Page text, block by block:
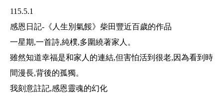
115.5.1
感恩日記- 《人生別氣餒》柴田豐近百歲的作品
一星期,一首詩,純樸,多圍繞著家人。
雖然知道幸福是和家人的連結,但害怕活到很老,因為看到時
間漫長,背後的孤獨。
我刻意註記,感恩靈魂的幻化